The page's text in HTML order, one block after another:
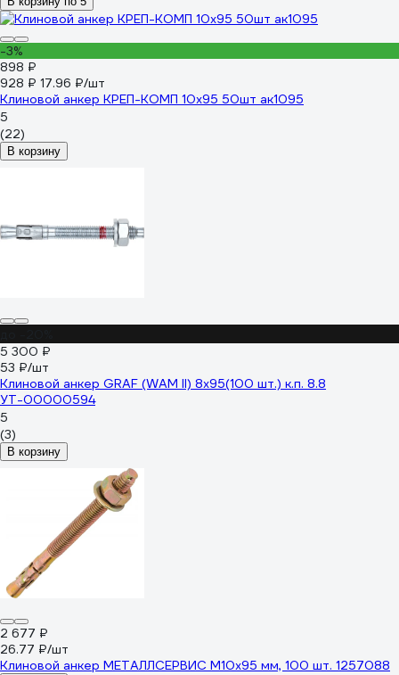
-3%
898 ₽
928 ₽ 17.96 ₽/шт
Клиновой анкер КРЕП-КОМП 10х95 50шт ак1095
5
(22)
В корзину
5 300 ₽
53 ₽/шт
Клиновой анкер GRAF (WAM II) 8x95(100 шт.) к.п. 8.8
УТ-00000594
5
(3)
В корзину
2 677 ₽
26.77 ₽/шт
Клиновой анкер МЕТАЛЛСЕРВИС М10x95 мм, 100 шт. 1257088